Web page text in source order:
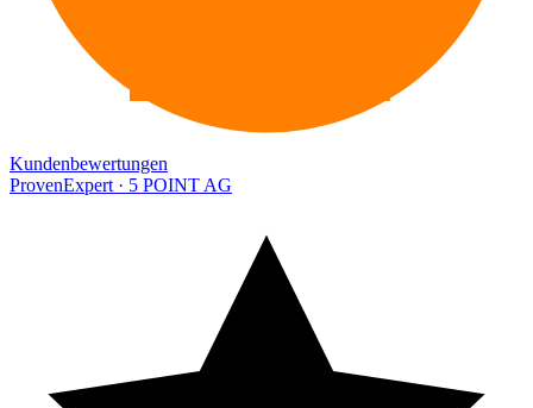
EXPERT
Kundenbewertungen
ProvenExpert · 5 POINT AG